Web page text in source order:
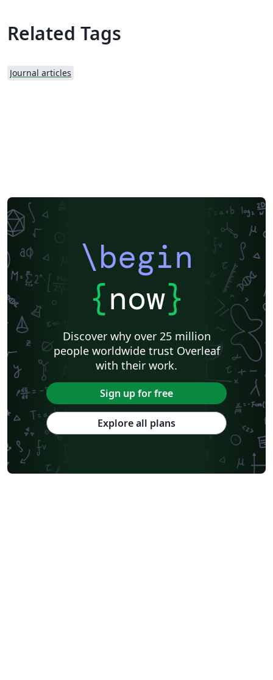
Related Tags
Journal articles
\begin
{now}
Discover why over 25 million
people worldwide trust Overleaf
with their work.
Sign up for free
Explore all plans